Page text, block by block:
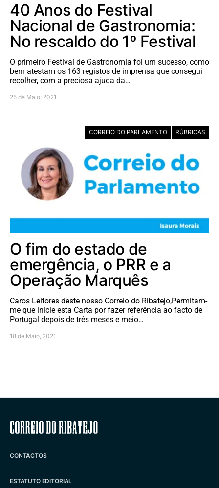
40 Anos do Festival
Nacional de Gastronomia:
No rescaldo do 1º Festival
O primeiro Festival de Gastronomia foi um sucesso, como
bem atestam os 163 registos de imprensa que consegui
recolher, com a preciosa ajuda da…
25 de Maio, 2021
CORREIO DO PARLAMENTO RÚBRICAS
O fim do estado de
emergência, o PRR e a
Operação Marquês
Caros Leitores deste nosso Correio do Ribatejo,Permitam-
me que inicie esta Carta por fazer referência ao facto de
Portugal depois de três meses e meio…
18 de Maio, 2021
Correio do Ribatejo
CONTACTOS
ESTATUTO EDITORIAL